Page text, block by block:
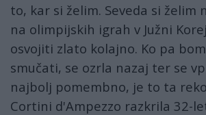
to, kar si želim. Seveda si
na olimpijskih igrah v Južni
osvojiti zlato kolajno. Ko pa
smučati, se ozrla nazaj ter se
najbolj pomembno, je to ta
Cortini d'Ampezzo razkrila 32-